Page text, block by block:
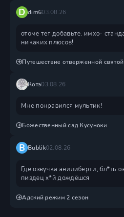
D dim603.08.26
отоме тег добавьте. имхо- стандартные бабские сопли.
никаких плюсов!
Путешествие отверженной святой
Котэ03.08.26
Мне понравился мультик!
Божественный сад Кусуноки
B Bublik02.08.26
Где озвучка анилиберти, бл*ть
пиздец х*й дождëшся
Адский режим 2 сезон